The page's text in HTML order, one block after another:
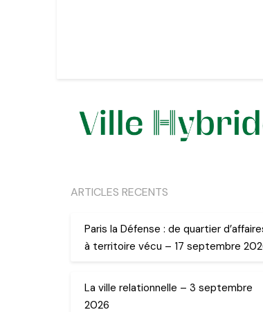
ARTICLES RECENTS
Paris la Défense : de quartier
à territoire vécu – 17 septembre
La ville relationnelle – 3 septembre
2026